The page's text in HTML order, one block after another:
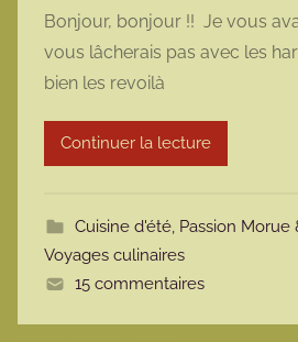
r
m
t
Bonjour, bonjour !! Je vous
vous lâcherais pas avec les
bien les revoilà
Continuer la lecture
Cuisine d'été, Passion Morue
Voyages culinaires
15 commentaires